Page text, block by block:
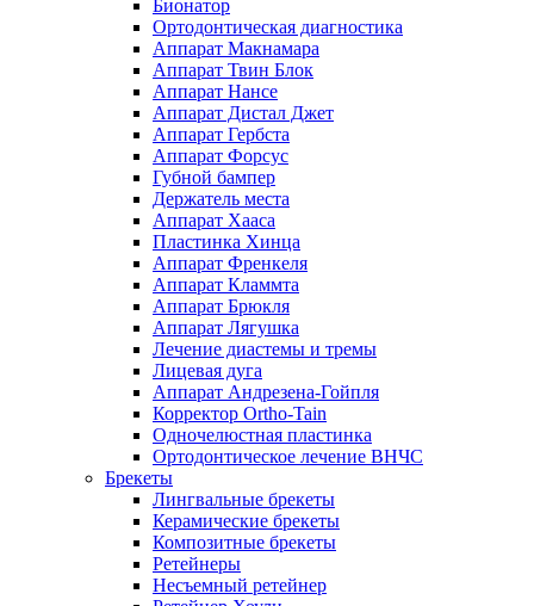
Бионатор
Ортодонтическая диагностика
Аппарат Макнамара
Аппарат Твин Блок
Аппарат Нансе
Аппарат Дистал Джет
Аппарат Гербста
Аппарат Форсус
Губной бампер
Держатель места
Аппарат Хааса
Пластинка Хинца
Аппарат Френкеля
Аппарат Кламмта
Аппарат Брюкля
Аппарат Лягушка
Лечение диастемы и тремы
Лицевая дуга
Аппарат Андрезена-Гойпля
Корректор Ortho-Tain
Одночелюстная пластинка
Ортодонтическое лечение ВНЧС
Брекеты
Лингвальные брекеты
Керамические брекеты
Композитные брекеты
Ретейнеры
Несъемный ретейнер